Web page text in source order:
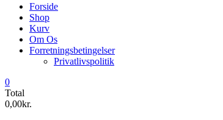
Forside
Shop
Kurv
Om Os
Forretningsbetingelser
Privatlivspolitik
0
Total
0,00kr.